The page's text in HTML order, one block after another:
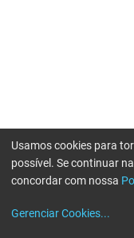
Usamos cookies para
possível. Se continuar
concordar com nossa
Gerenciar Cookies...
Erro ao enviar